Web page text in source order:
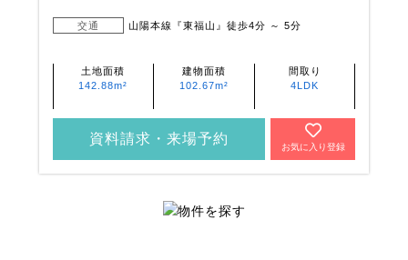
交通 山陽本線『東福山』徒歩4分 ～ 5分
土地面積
142.88m²
建物面積
102.67m²
間取り
4LDK
資料請求・来場予約
お気に入り登録